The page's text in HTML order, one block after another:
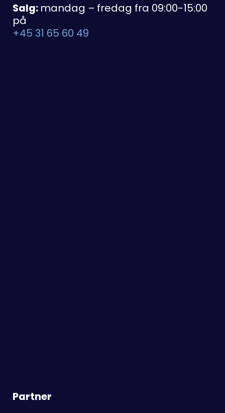
Salg: mandag – fredag fra 09:00-15:00
på
+45 31 65 60 49
Partner